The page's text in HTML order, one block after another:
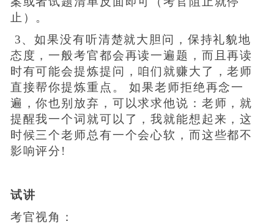
止）。
3、如果没有听清楚就大胆问，保持礼貌地
态度，一般考官都会再读一遍题，而且再读
时有可能会提炼提问，咱们就赚大了，老师
直接帮你提炼重点。 如果老师拒绝再念一
遍，你也别放弃，可以求求他说：老师，就
提醒我一个词就可以了，我就能想起来，这
时候三个老师总有一个会心软，而这些都不
影响评分!
试讲
考官视角：